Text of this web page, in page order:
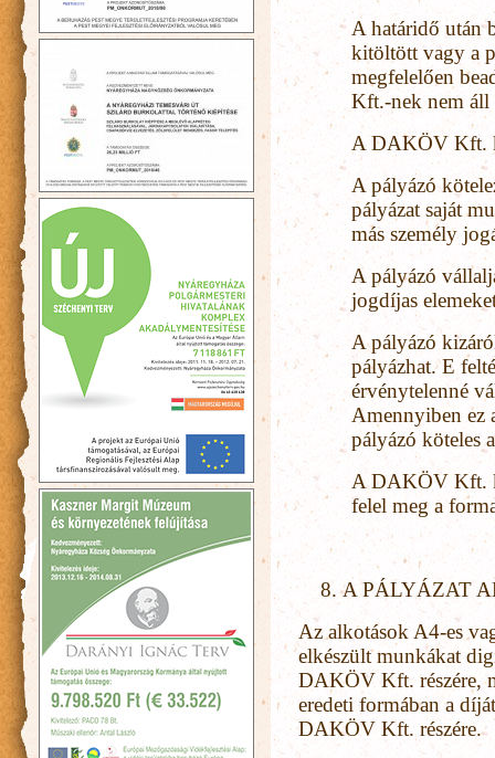
A határidő után
kitöltött vagy a
megfelelően
Kft.-nek nem áll
A DAKÖV Kft.
A pályázó
pályázat saját
más személy
A pályázó
jogdíjas
A pályázó
pályázhat. E
érvénytelenné
Amennyiben ez
pályázó köteles
A DAKÖV Kft.
felel meg a
A PÁLYÁZAT
Az alkotások A4-es
elkészült munkákat
DAKÖV Kft. részére,
eredeti formában a
DAKÖV Kft. részére.